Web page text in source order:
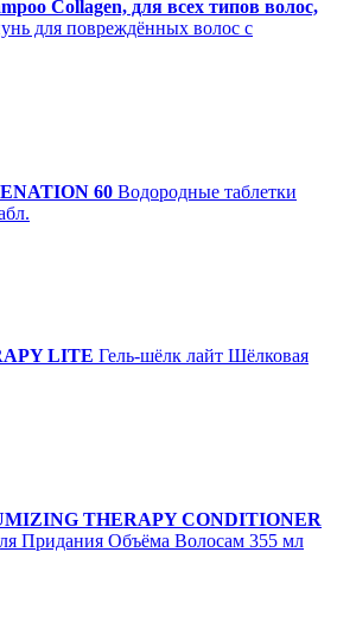
Collagen, для всех типов волос,
для повреждённых волос с
60 Водородные таблетки
LITE Гель-шёлк лайт Шёлковая
THERAPY CONDITIONER
Придания Объёма Волосам 355 мл